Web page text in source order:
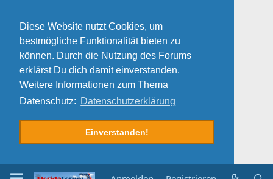
Diese Website nutzt Cookies, um
bestmögliche Funktionalität bieten zu
können. Durch die Nutzung des Forums
erklärst Du dich damit einverstanden.
Weitere Informationen zum Thema
Datenschutz: Datenschutzerklärung
Einverstanden!